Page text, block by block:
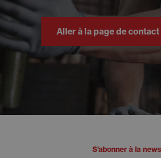
Aller à la page de contact
S'abonner à la